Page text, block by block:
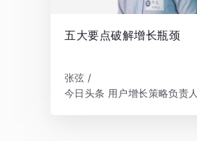
五大要点破解增长瓶颈
张弦 /
今日头条 用户增长策略负责人